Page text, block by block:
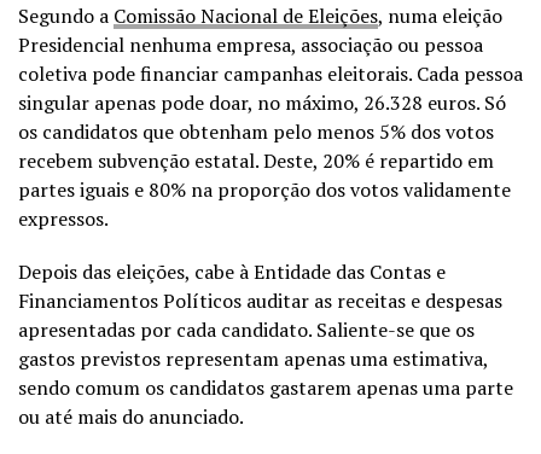
Segundo a Comissão Nacional de Eleições, numa eleição
Presidencial nenhuma empresa, associação ou pessoa
coletiva pode financiar campanhas eleitorais. Cada pessoa
singular apenas pode doar, no máximo, 26.328 euros. Só
os candidatos que obtenham pelo menos 5% dos votos
recebem subvenção estatal. Deste, 20% é repartido em
partes iguais e 80% na proporção dos votos validamente
expressos.
Depois das eleições, cabe à Entidade das Contas e
Financiamentos Políticos auditar as receitas e despesas
apresentadas por cada candidato. Saliente-se que os
gastos previstos representam apenas uma estimativa,
sendo comum os candidatos gastarem apenas uma parte
ou até mais do anunciado.